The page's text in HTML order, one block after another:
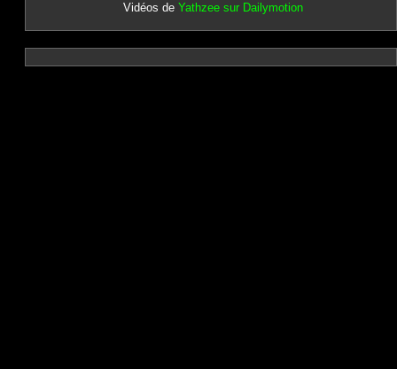
Vidéos de Yathzee sur Dailymotion